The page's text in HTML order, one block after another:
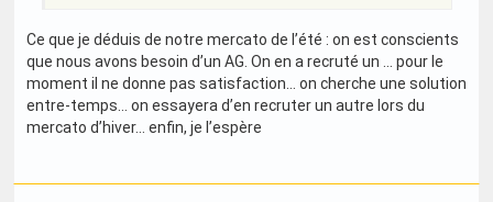
Ce que je déduis de notre mercato de l’été : on est conscients
que nous avons besoin d’un AG. On en a recruté un … pour le
moment il ne donne pas satisfaction… on cherche une solution
entre-temps… on essayera d’en recruter un autre lors du
mercato d’hiver… enfin, je l’espère